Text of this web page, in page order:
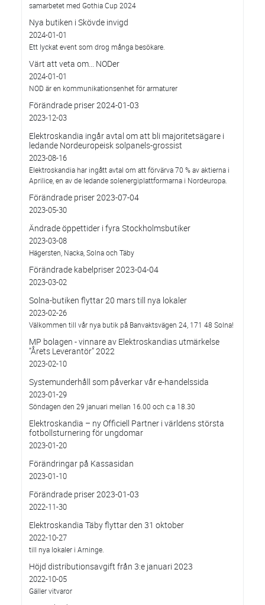
samarbetet med Gothia Cup 2024
Nya butiken i Skövde invigd
2024-01-01
Ett lyckat event som drog många besökare.
Värt att veta om... NODer
2024-01-01
NOD är en kommunikationsenhet för armaturer
Förändrade priser 2024-01-03
2023-12-03
Elektroskandia ingår avtal om att bli majoritetsägare i
ledande Nordeuropeisk solpanels-grossist
2023-08-16
Elektroskandia har ingått avtal om att förvärva 70 % av aktierna i
Aprilice, en av de ledande solenergiplattformarna i Nordeuropa.
Förändrade priser 2023-07-04
2023-05-30
Ändrade öppettider i fyra Stockholmsbutiker
2023-03-08
Hägersten, Nacka, Solna och Täby
Förändrade kabelpriser 2023-04-04
2023-03-02
Solna-butiken flyttar 20 mars till nya lokaler
2023-02-26
Välkommen till vår nya butik på Banvaktsvägen 24, 171 48 Solna!
MP bolagen - vinnare av Elektroskandias utmärkelse
”Årets Leverantör” 2022
2023-02-10
Systemunderhåll som påverkar vår e-handelssida
2023-01-29
Söndagen den 29 januari mellan 16.00 och c:a 18.30
Elektroskandia – ny Officiell Partner i världens största
fotbollsturnering för ungdomar
2023-01-20
Förändringar på Kassasidan
2023-01-10
Förändrade priser 2023-01-03
2022-11-30
Elektroskandia Täby flyttar den 31 oktober
2022-10-27
till nya lokaler i Arninge.
Höjd distributionsavgift från 3:e januari 2023
2022-10-05
Gäller vitvaror